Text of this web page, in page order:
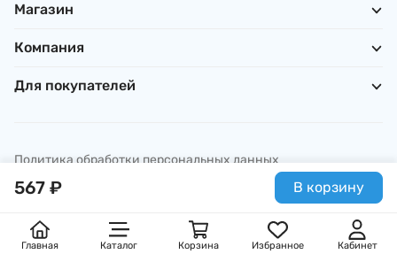
567 ₽ В корзину
Главная Каталог Корзина Избранное Кабинет
Магазин
Компания
Для покупателей
Политика обработки персональных данных